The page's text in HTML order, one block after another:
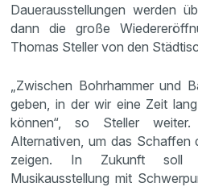
Dauerausstellungen werden
dann die große
Thomas Steller von den
„Zwischen Bohrhammer und
geben, in der wir eine Zeit
können“, so Steller
Alternativen, um das Schaffen
zeigen. In Zukunft soll
Musikausstellung mit